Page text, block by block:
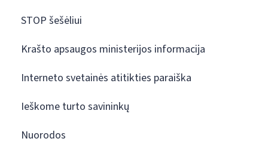
STOP šešėliui
Krašto apsaugos ministerijos informacija
Interneto svetainės atitikties paraiška
Ieškome turto savininkų
Nuorodos